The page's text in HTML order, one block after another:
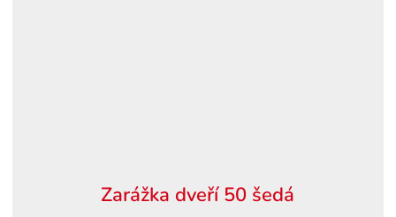
Zarážka dveří 50 šedá